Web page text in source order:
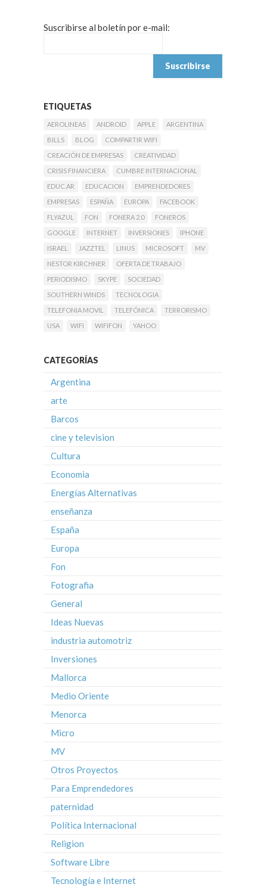
Suscribirse al boletín por e-mail:
ETIQUETAS
AEROLINEAS ANDROID APPLE
ARGENTINA
BILLS
BLOG
COMPARTIR WIFI
CREACIÓN DE EMPRESAS
CREATIVIDAD
CRISIS FINANCIERA
CUMBRE INTERNACIONAL
EDUC.AR
EDUCACION
EMPRENDEDORES
EMPRESAS
ESPAÑA EUROPA
FACEBOOK
FLYAZUL
FON FONERA 2.0
FONEROS
GOOGLE
INTERNET INVERSIONES
IPHONE
ISRAEL
JAZZTEL LINUS MICROSOFT
MV
NESTOR KIRCHNER
OFERTA DE TRABAJO
PERIODISMO
SKYPE
SOCIEDAD
SOUTHERN WINDS
TECNOLOGIA
TELEFONIA MOVIL
TELEFÓNICA
TERRORISMO
USA
WIFI WIFIFON YAHOO
CATEGORÍAS
Argentina
arte
Barcos
cine y television
Cultura
Economia
Energías Alternativas
enseñanza
España
Europa
Fon
Fotografia
General
Ideas Nuevas
industria automotriz
Inversiones
Mallorca
Medio Oriente
Menorca
Micro
MV
Otros Proyectos
Para Emprendedores
paternidad
Política Internacional
Religion
Software Libre
Tecnología e Internet